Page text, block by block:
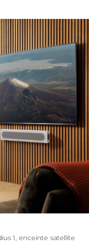
1, enceinte satellite